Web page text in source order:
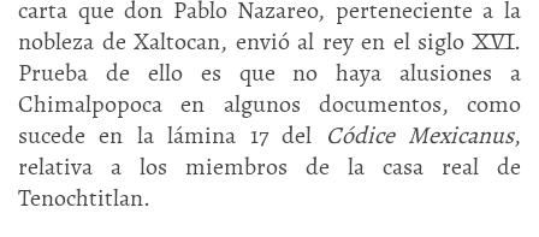
carta que don Pablo Nazareo, perteneciente a la
nobleza de Xaltocan, envió al rey en el siglo XVI.
Prueba de ello es que no haya alusiones a
Chimalpopoca en algunos documentos, como
sucede en la lámina 17 del Códice Mexicanus,
relativa a los miembros de la casa real de
Tenochtitlan.